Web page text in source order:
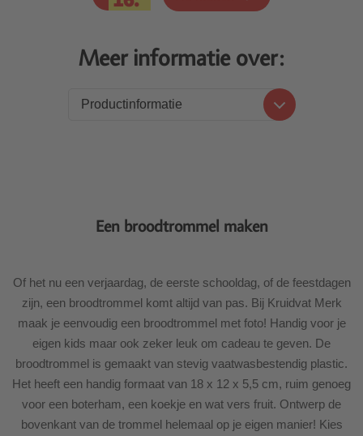
Meer informatie over:
Productinformatie
Een broodtrommel maken
Of het nu een verjaardag, de eerste schooldag, of de feestdagen
zijn, een broodtrommel komt altijd van pas. Bij Kruidvat Merk
maak je eenvoudig een broodtrommel met foto! Handig voor je
eigen kids maar ook zeker leuk om cadeau te geven. De
broodtrommel is gemaakt van stevig vaatwasbestendig plastic.
Het heeft een handig formaat van 18 x 12 x 5,5 cm, ruim genoeg
voor een boterham, een koekje en wat vers fruit. Ontwerp de
bovenkant van de trommel helemaal op je eigen manier! Kies